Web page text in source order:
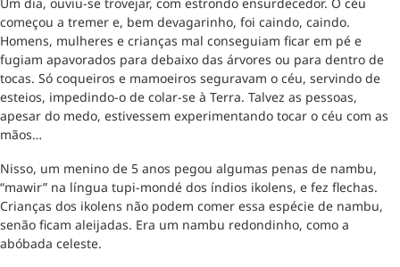
começou a tremer e, bem devagarinho, foi caindo, caindo.
Homens, mulheres e crianças mal conseguiam ficar em pé e
fugiam apavorados para debaixo das árvores ou para dentro de
tocas. Só coqueiros e mamoeiros seguravam o céu, servindo de
esteios, impedindo-o de colar-se à Terra. Talvez as pessoas,
apesar do medo, estivessem experimentando tocar o céu com as
mãos…
Nisso, um menino de 5 anos pegou algumas penas de nambu,
“mawir” na língua tupi-mondé dos índios ikolens, e fez flechas.
Crianças dos ikolens não podem comer essa espécie de nambu,
senão ficam aleijadas. Era um nambu redondinho, como a
abóbada celeste.